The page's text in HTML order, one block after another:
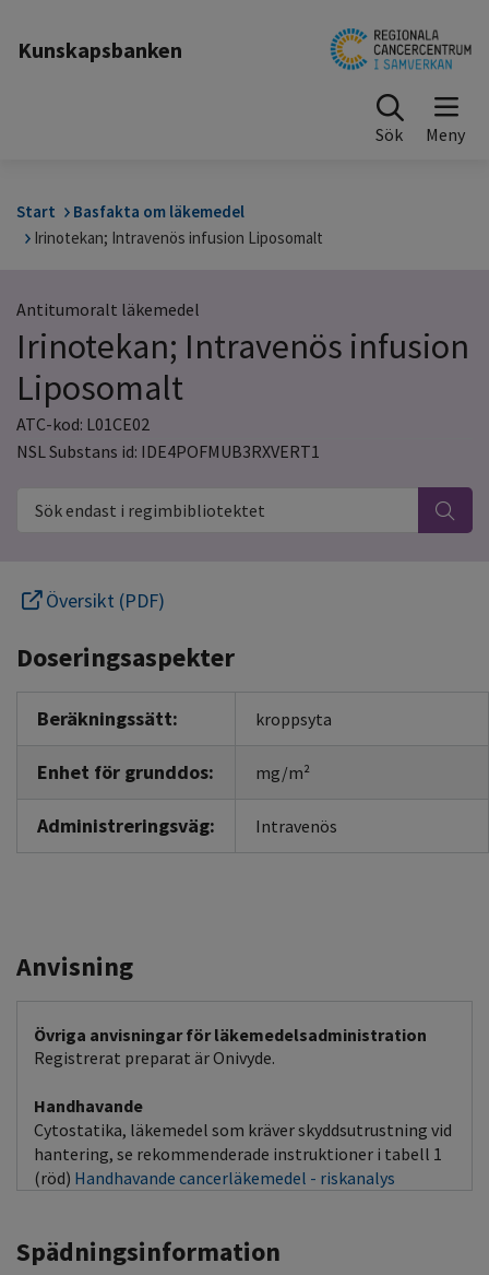
Kunskapsbanken
Sök
Start
Basfakta om läkemedel
Irinotekan; Intravenös infusion Liposomalt
Antitumoralt läkemedel
Irinotekan; Intravenös infusion
Liposomalt
ATC-kod: L01CE02
NSL Substans id: IDE4POFMUB3RXVERT1
Sök endast i regimbibliotektet
Översikt (PDF)
Doseringsaspekter
Beräkningssätt: kroppsyta
Enhet för grunddos: mg/m²
Administreringsväg: Intravenös
Anvisning
Övriga anvisningar för läkemedelsadministration
Registrerat preparat är Onivyde.
Handhavande
Cytostatika, läkemedel som kräver skyddsutrustning vid
hantering, se rekommenderade instruktioner i tabell 1
(röd) Handhavande cancerläkemedel - riskanalys
Spädningsinformation